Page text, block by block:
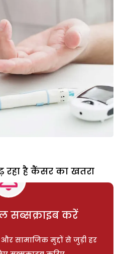
रहा है कैंसर का खतरा
सब्सक्राइब करें
सामाजिक मुद्दों से जुड़ी हर